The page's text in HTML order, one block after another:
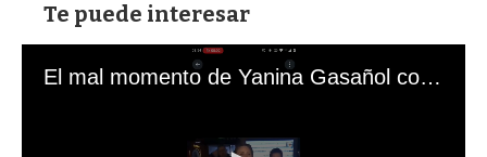
Te puede interesar
El mal momento de Yanina Gasañol con un hincha argentino en "Subrayado"